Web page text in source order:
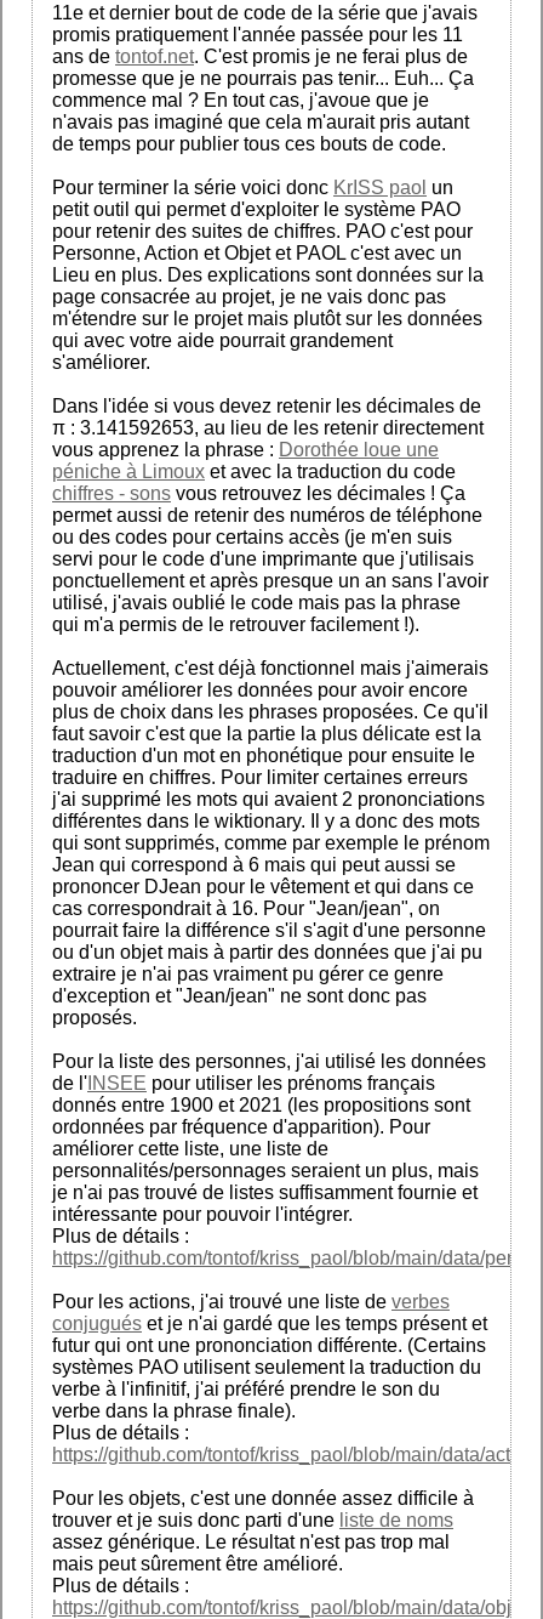
11e et dernier bout de code de la série que j'avais
promis pratiquement l'année passée pour les 11
ans de tontof.net. C'est promis je ne ferai plus de
promesse que je ne pourrais pas tenir... Euh... Ça
commence mal ? En tout cas, j'avoue que je
n'avais pas imaginé que cela m'aurait pris autant
de temps pour publier tous ces bouts de code.
Pour terminer la série voici donc KrISS paol un
petit outil qui permet d'exploiter le système PAO
pour retenir des suites de chiffres. PAO c'est pour
Personne, Action et Objet et PAOL c'est avec un
Lieu en plus. Des explications sont données sur la
page consacrée au projet, je ne vais donc pas
m'étendre sur le projet mais plutôt sur les données
qui avec votre aide pourrait grandement
s'améliorer.
Dans l'idée si vous devez retenir les décimales de
π : 3.141592653, au lieu de les retenir directement
vous apprenez la phrase : Dorothée loue une
péniche à Limoux et avec la traduction du code
chiffres - sons vous retrouvez les décimales ! Ça
permet aussi de retenir des numéros de téléphone
ou des codes pour certains accès (je m'en suis
servi pour le code d'une imprimante que j'utilisais
ponctuellement et après presque un an sans l'avoir
utilisé, j'avais oublié le code mais pas la phrase
qui m'a permis de le retrouver facilement !).
Actuellement, c'est déjà fonctionnel mais j'aimerais
pouvoir améliorer les données pour avoir encore
plus de choix dans les phrases proposées. Ce qu'il
faut savoir c'est que la partie la plus délicate est la
traduction d'un mot en phonétique pour ensuite le
traduire en chiffres. Pour limiter certaines erreurs
j'ai supprimé les mots qui avaient 2 prononciations
différentes dans le wiktionary. Il y a donc des mots
qui sont supprimés, comme par exemple le prénom
Jean qui correspond à 6 mais qui peut aussi se
prononcer DJean pour le vêtement et qui dans ce
cas correspondrait à 16. Pour "Jean/jean", on
pourrait faire la différence s'il s'agit d'une personne
ou d'un objet mais à partir des données que j'ai pu
extraire je n'ai pas vraiment pu gérer ce genre
d'exception et "Jean/jean" ne sont donc pas
proposés.
Pour la liste des personnes, j'ai utilisé les données
de l' INSEE pour utiliser les prénoms français
donnés entre 1900 et 2021 (les propositions sont
ordonnées par fréquence d'apparition). Pour
améliorer cette liste, une liste de
personnalités/personnages seraient un plus, mais
je n'ai pas trouvé de listes suffisamment fournie et
intéressante pour pouvoir l'intégrer.
Plus de détails :
https://github.com/tontof/kriss_paol/blob/main/data/
Pour les actions, j'ai trouvé une liste de verbes
conjugués et je n'ai gardé que les temps présent et
futur qui ont une prononciation différente. (Certains
systèmes PAO utilisent seulement la traduction du
verbe à l'infinitif, j'ai préféré prendre le son du
verbe dans la phrase finale).
Plus de détails :
https://github.com/tontof/kriss_paol/blob/main/data/
Pour les objets, c'est une donnée assez difficile à
trouver et je suis donc parti d'une liste de noms
assez générique. Le résultat n'est pas trop mal
mais peut sûrement être amélioré.
Plus de détails :
https://github.com/tontof/kriss_paol/blob/main/data/